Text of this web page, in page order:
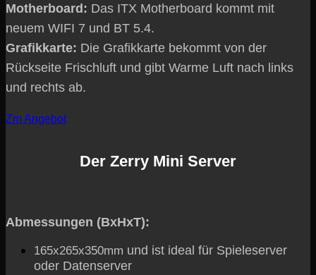
Motherboard: Das ITX Motherboard kommt mit
neuem WIFI 7 und BT 5.4.
Grafikkarte: Die Grafikkarte bekommt von der
Rückseite Frischluft und gibt Warme Luft nach links
und rechts ab.
Zm Angebot
Der Zerry Mini Server
Abmessungen (BxHxT):
165x265x350mm und ist ideal für Spieleserver
oder Datenserver